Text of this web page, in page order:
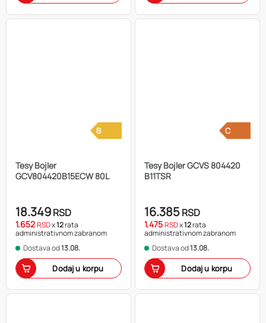
B
Tesy Bojler
GCV804420B15ECW 80L
18.349RSD
1.652RSDx12rata
administrativnom zabranom
Dostava od13.08.
Dodaj u korpu
C
Tesy Bojler GCVS 804420
B11TSR
16.385RSD
1.475RSDx12rata
administrativnom zabranom
Dostava od13.08.
Dodaj u korpu